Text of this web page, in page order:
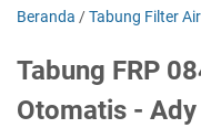
Beranda /Tabung Filter Air
Tabung FRP
Otomatis -